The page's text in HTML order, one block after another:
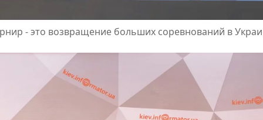
- это возвращение больших соревнований в